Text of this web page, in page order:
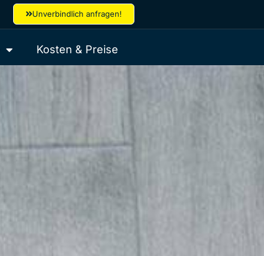
Unverbindlich anfragen!
Kosten & Preise